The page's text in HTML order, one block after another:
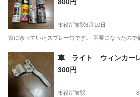
市役所前駅8月10日
家に余っていたスプレー缶です。 不要になったの
長野 長野市 市役所前駅
車 ライト ウィンカー
300円
市役所前駅